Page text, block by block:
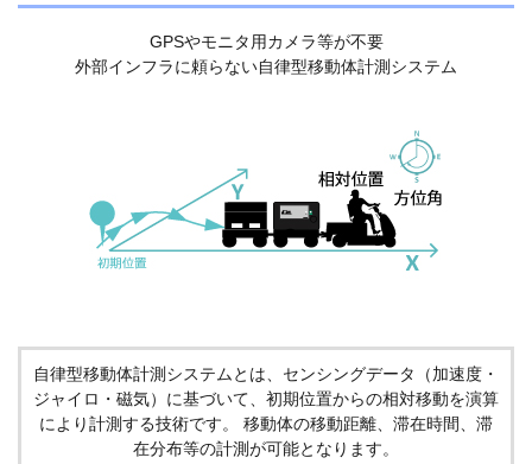
GPSやモニタ用カメラ等が不要
外部インフラに頼らない自律型移動体計測システム
自律型移動体計測システムとは、センシングデータ（加速度・
ジャイロ・磁気）に基づいて、初期位置からの相対移動を演算
により計測する技術です。 移動体の移動距離、滞在時間、滞
在分布等の計測が可能となります。